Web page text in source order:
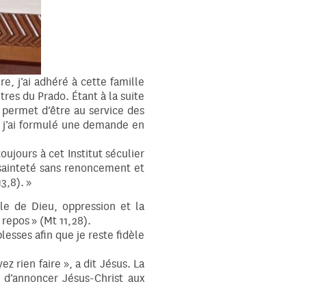
j’ai adhéré à cette famille
du Prado. Étant à la suite
d’être au service des
formulé une demande en
à cet Institut séculier
sans renoncement et
»
de Dieu, oppression et la
» (Mt 11,28).
afin que je reste fidèle
rien faire », a dit Jésus. La
Jésus-Christ aux